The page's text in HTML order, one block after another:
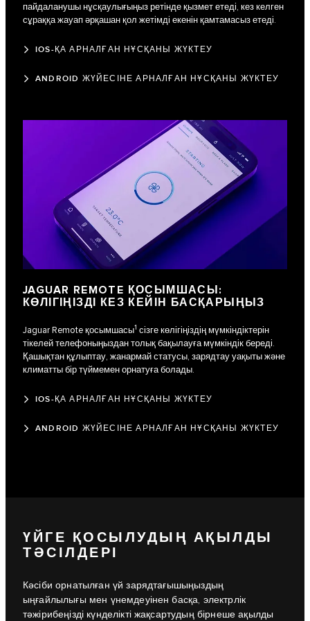
пайдаланушы нұсқаулығыңыз ретінде қызмет етеді, кез келген
сұраққа жауап әрқашан қол жетімді екенін қамтамасыз етеді.
IOS-ҚА АРНАЛҒАН НҰСҚАНЫ ЖҮКТЕУ
ANDROID ЖҮЙЕСІНЕ АРНАЛҒАН НҰСҚАНЫ ЖҮКТЕУ
JAGUAR REMOTE ҚОСЫМШАСЫ:
КӨЛІГІҢІЗДІ КЕЗ КЕЙІН БАСҚАРЫҢЫЗ
Jaguar Remote қосымшасы1 сізге көлігіңіздің мүмкіндіктерін
тікелей телефоныңыздан толық бақылауға мүмкіндік береді.
Қашықтан құлыптау, жанармай статусы, зарядтау уақыты және
климатты бір түймемен орнатуға болады.
IOS-ҚА АРНАЛҒАН НҰСҚАНЫ ЖҮКТЕУ
ANDROID ЖҮЙЕСІНЕ АРНАЛҒАН НҰСҚАНЫ ЖҮКТЕУ
ҮЙГЕ ҚОСЫЛУДЫҢ АҚЫЛДЫ
ТӘСІЛДЕРІ
Кәсіби орнатылған үй зарядтағышыңыздың
ыңғайлылығы мен үнемдеуінен басқа, электрлік
тәжірибеңізді күнделікті жақсартудың бірнеше ақылды